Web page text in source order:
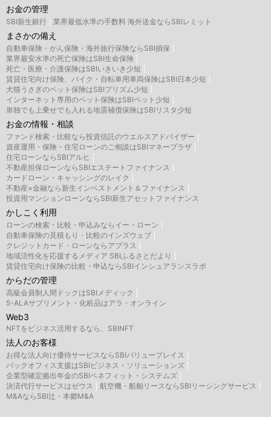
お金の管理
SBI新生銀行 業界最低水準の手数料 海外送金ならSBIレミット
まさかの備え
自動車保険・がん保険・海外旅行保険ならSBI損保
業界最安水準の死亡保険はSBI生命保険
死亡・医療・介護保険はSBIいきいき少短
賃貸住宅向け保険、バイク・自転車用車両保険はSBI日本少短
犬猫うさぎのペット保険はSBIプリズム少短
インターネット専用のペット保険はSBIペット少短
単独でも上乗せでも入れる地震補償保険はSBIリスタ少短
お金の情報・相談
ファンド検索・比較なら投資信託のウエルスアドバイザー
資産運用・保険・住宅ローンのご相談はSBIマネープラザ
住宅ローンならSBIアルヒ
不動産担保ローンならSBIエステートファイナンス
カードローン・キャッシングのレイク
不動産×金融なら新生インベストメント＆ファイナンス
投資用マンションローンならSBI新生アセットファイナンス
かしこく利用
ローンの検索・比較・申込みならイー・ローン
自動車保険の見積もり・比較のインズウェブ
クレジットカード・ローンならアプラス
地域活性化を応援するメディア SBIふるさとだより
賃貸住宅向け保険の比較・申込ならSBIインシュアランスラボ
からだの管理
高級会員制人間ドックはSBIメディック
5-ALAサプリメント・化粧品はアラ・オンライン
Web3
NFTをビジネス活用するなら、SBINFT
法人のお客様
お得な法人向け優待サービスならSBIバリュープレイス
バックオフィス支援はSBIビジネス・ソリューションズ
企業型確定拠出年金のSBIベネフィット・システムズ
決済代行サービスはゼウス
航空機・船舶リースならSBIリーシングサービス
M&AならSBI辻・本郷M&A